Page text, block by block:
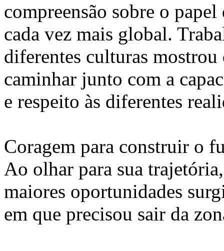
compreensão sobre o
cada vez mais global.
diferentes culturas mostrou
caminhar junto com a
e respeito às diferentes
Coragem para construir o
Ao olhar para sua
maiores oportunidades
em que precisou sair da